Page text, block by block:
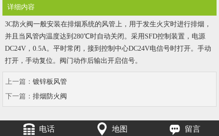
详细内容
3C防火阀一般安装在排烟系统的风管上，用于发生火灾时进行排烟，
并且当风管内温度达到280℃时自动关闭。采用SFD控制装置，电源
DC24V，0.5A。平时常闭，接到控制中心DC24V电信号时打开。手动
打开，手动复位。阀门动作后输出开启信号。
上一篇： 镀锌板风管
下一篇： 排烟防火阀
电话 地图 留言